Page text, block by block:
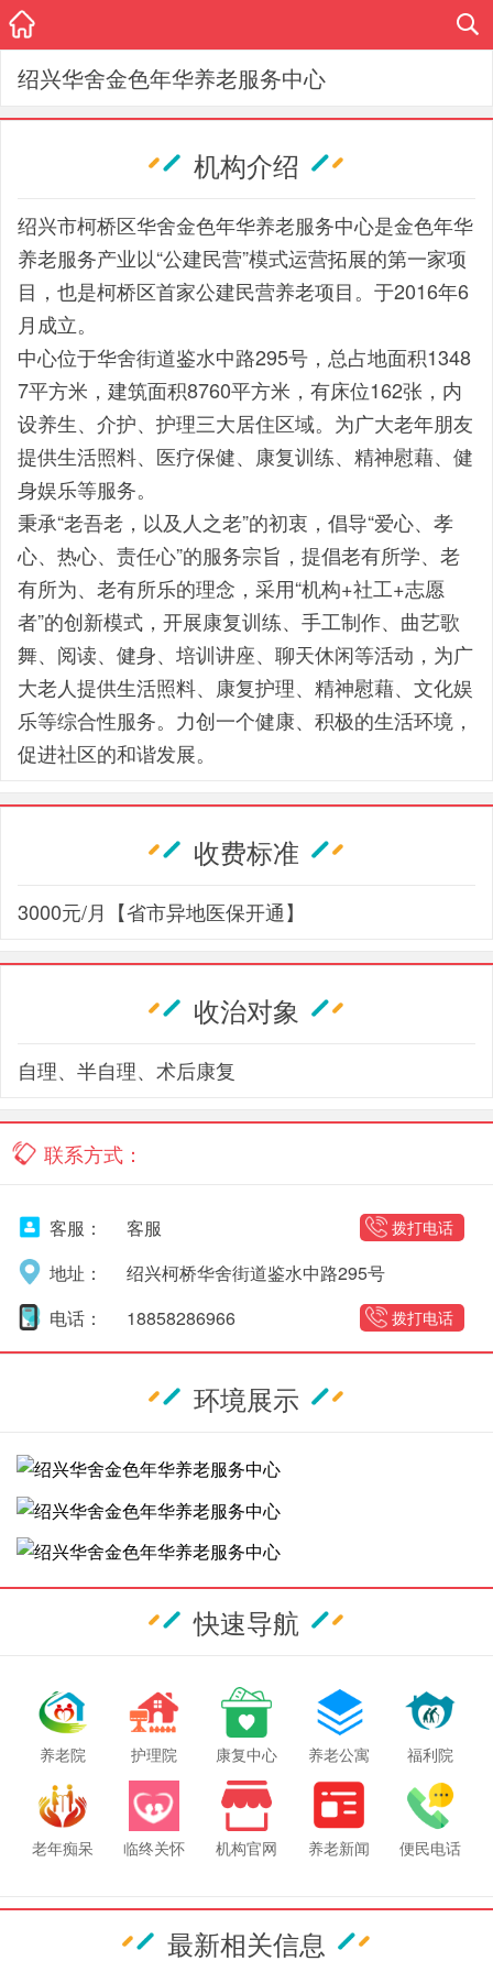
绍兴华舍金色年华养老服务中心
机构介绍
绍兴市柯桥区华舍金色年华养老服务中心是金色年华
养老服务产业以“公建民营”模式运营拓展的第一家项
目，也是柯桥区首家公建民营养老项目。于2016年6
月成立。
中心位于华舍街道鉴水中路295号，总占地面积1348
7平方米，建筑面积8760平方米，有床位162张，内
设养生、介护、护理三大居住区域。为广大老年朋友
提供生活照料、医疗保健、康复训练、精神慰藉、健
身娱乐等服务。
秉承“老吾老，以及人之老”的初衷，倡导“爱心、孝
心、热心、责任心”的服务宗旨，提倡老有所学、老
有所为、老有所乐的理念，采用“机构+社工+志愿
者”的创新模式，开展康复训练、手工制作、曲艺歌
舞、阅读、健身、培训讲座、聊天休闲等活动，为广
大老人提供生活照料、康复护理、精神慰藉、文化娱
乐等综合性服务。力创一个健康、积极的生活环境，
促进社区的和谐发展。
收费标准
3000元/月【省市异地医保开通】
收治对象
自理、半自理、术后康复
联系方式：
客服： 拨打电话
客服
地址：
绍兴柯桥华舍街道鉴水中路295号
电话：
拨打电话
18858286966
环境展示
快速导航
养老院 护理院 康复中心 养老公寓 福利院
老年痴呆 临终关怀 机构官网 养老新闻 便民电话
最新相关信息